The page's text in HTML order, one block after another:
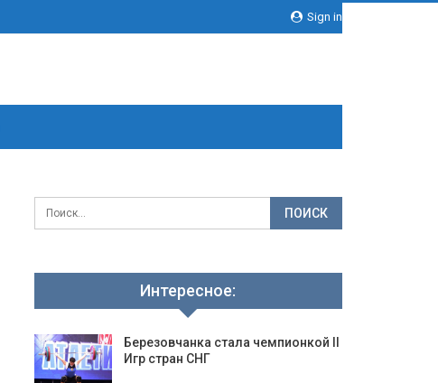
Sign in
Интересное:
Березовчанка стала чемпионкой II
Игр стран СНГ